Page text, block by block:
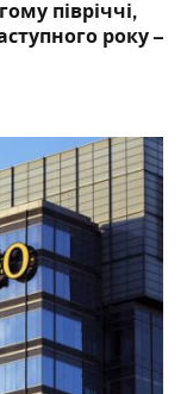
півріччі,
року –